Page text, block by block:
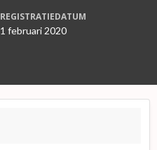
REGISTRATIEDATUM
1 februari 2020